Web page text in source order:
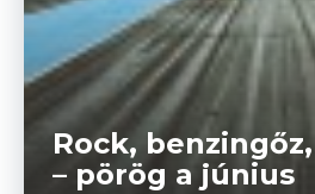
Rock,
– pörög a június